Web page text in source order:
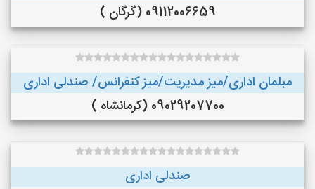
09112006659 (گرگان )
مبلمان اداری/میز مدیریت/میز کنفرانس/ صندلی اداری
09029207700 (کرمانشاه )
صندلی اداری